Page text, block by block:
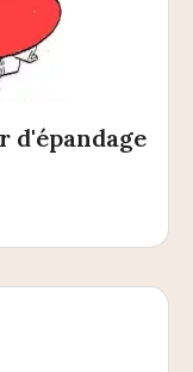
d'épandage